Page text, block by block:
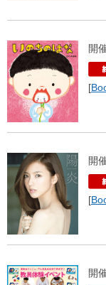
開
[
開
[
開